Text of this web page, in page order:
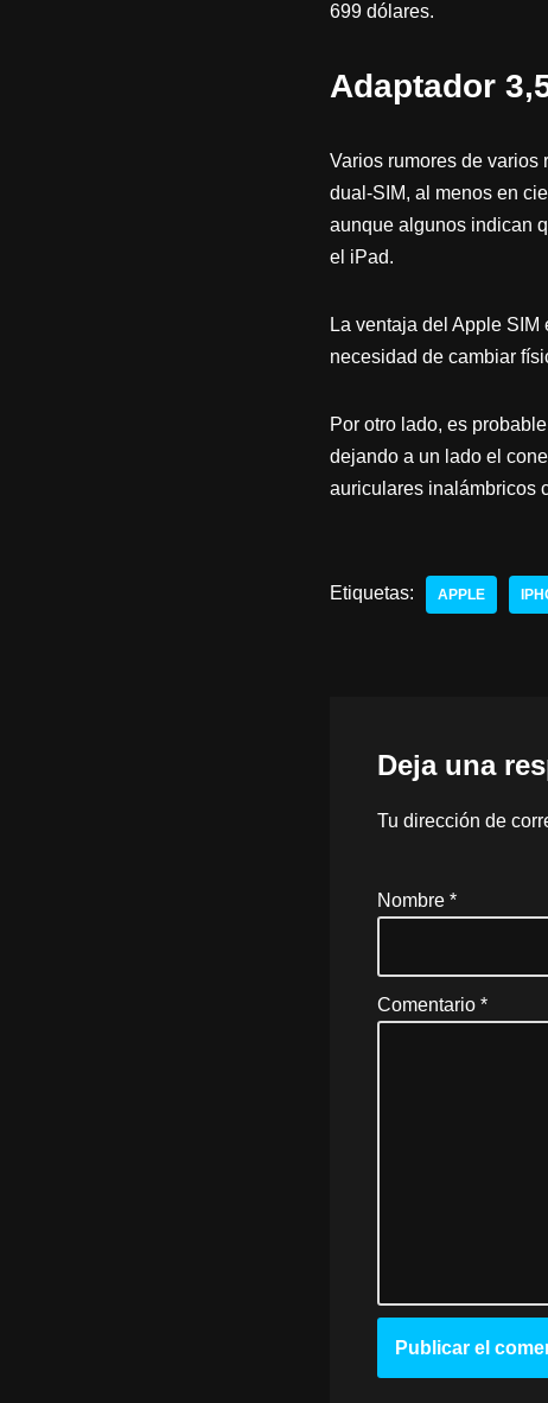
699 dólares.
Adaptador
Varios rumores de varios
dual-SIM, al menos en
aunque algunos indican
el iPad.
La ventaja del Apple
necesidad de cambiar
Por otro lado, es
dejando a un lado el
auriculares inalámbricos
Etiquetas: APPLE
Deja una
Tu dirección de
Nombre *
Comentario *